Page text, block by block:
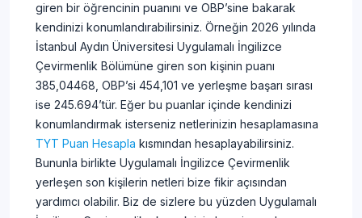
giren bir öğrencinin puanını ve OBP’sine bakarak
kendinizi konumlandırabilirsiniz. Örneğin 2026 yılında
İstanbul Aydın Üniversitesi Uygulamalı İngilizce
Çevirmenlik Bölümüne giren son kişinin puanı
385,04468, OBP’si 454,101 ve yerleşme başarı sırası
ise 245.694’tür. Eğer bu puanlar içinde kendinizi
konumlandırmak isterseniz netlerinizin hesaplamasına
TYT Puan Hesapla kısmından hesaplayabilirsiniz.
Bununla birlikte Uygulamalı İngilizce Çevirmenlik
yerleşen son kişilerin netleri bize fikir açısından
yardımcı olabilir. Biz de sizlere bu yüzden Uygulamalı